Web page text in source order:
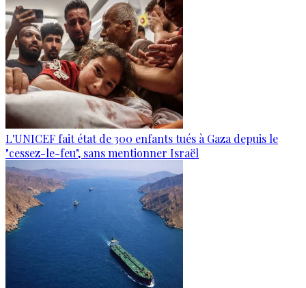
L'UNICEF fait état de 300 enfants tués à Gaza depuis le
"cessez-le-feu", sans mentionner Israël